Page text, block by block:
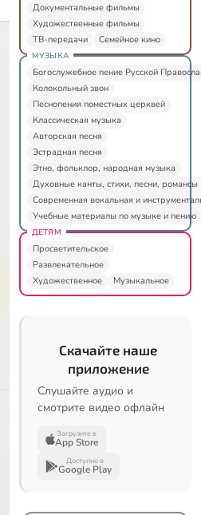
Документальные фильмы
Художественные фильмы
ТВ-передачи
Семейное кино
МУЗЫКА
Богослужебное пение Русской
Колокольный звон
Песнопения поместных церквей
Классическая музыка
Авторская песня
Эстрадная песня
Этно, фольклор, народная музыка
Духовные канты, стихи, песни, романсы
Современная вокальная и
Учебные материалы по музыке и пению
ДЕТЯМ
Просветительское
Развлекательное
Художественное
Музыкальное
Скачайте наше
приложение
Слушайте аудио и
смотрите видео офлайн
Загрузите в
App Store
Доступно в
Google Play